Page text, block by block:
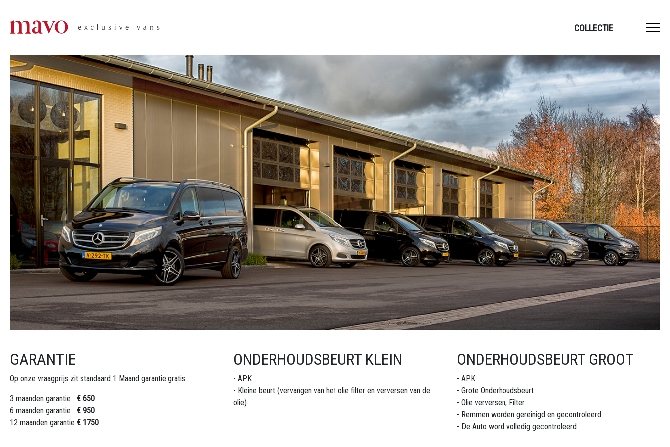
COLLECTIE
GARANTIE
Op onze vraagprijs zit standaard 1 Maand garantie gratis
3 maanden garantie € 650
6 maanden garantie € 950
12 maanden garantie € 1750
ONDERHOUDSBEURT KLEIN
- APK
- Kleine beurt (vervangen van het olie filter en verversen van de
olie)
ONDERHOUDSBEURT GROOT
- APK
- Grote Onderhoudsbeurt
- Olie verversen, Filter
- Remmen worden gereinigd en gecontroleerd.
- De Auto word volledig gecontroleerd